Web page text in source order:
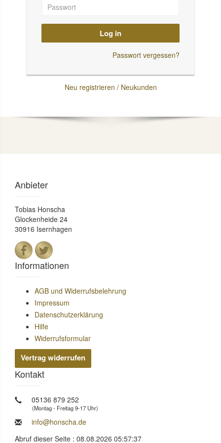
Log in
Passwort vergessen?
Neu registrieren / Neukunden
Anbieter
Tobias Honscha
Glockenheide 24
30916 Isernhagen
Informationen
AGB und Widerrufsbelehrung
Impressum
Datenschutzerklärung
Hilfe
Widerrufsformular
Vertrag widerrufen
Kontakt
05136 879 252
(Montag - Freitag 9-17 Uhr)
info@honscha.de
Abruf dieser Seite : 08.08.2026 05:57:37